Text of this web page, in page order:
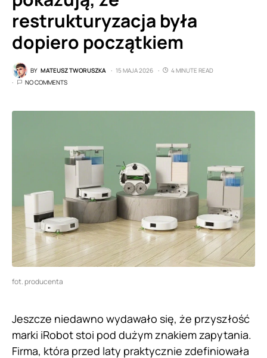
restrukturyzacja była
dopiero początkiem
BY MATEUSZ TWORUSZKA 15 MAJA 2026
4 MINUTE READ
NO COMMENTS
fot. producenta
Jeszcze niedawno wydawało się, że przyszłość
marki iRobot stoi pod dużym znakiem zapytania.
Firma, która przed laty praktycznie zdefiniowała